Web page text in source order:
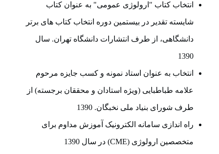
انتخاب کتاب "ارولوژی عمومی" به عنوان کتاب
شایسته تقدیر در بیستمین دوره انتخاب کتاب های برتر
دانشگاهی، از طرف انتشارات دانشگاه تهران. سال
1390
انتخاب به عنوان استاد نمونه و کسب جایزه مرحوم
علامه طباطبایی (ویژه استادان و محققان برجسته) از
طرف شورای بنیاد ملی نخبگان. 1390
راه اندازی سامانه الکترونیک آموزش مداوم برای
متخصصین ارولوژی (CME) در سال 1390